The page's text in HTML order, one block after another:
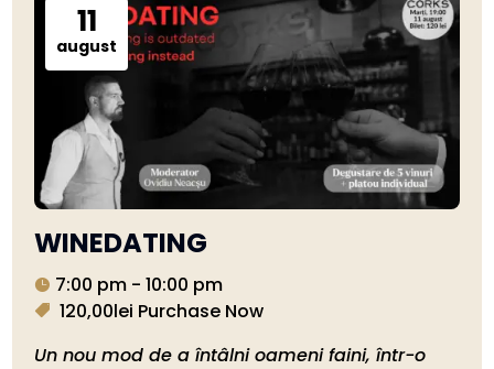
11
august
WINEDATING
7:00 pm - 10:00 pm
120,00lei Purchase Now
Un nou mod de a întâlni oameni faini, într-o